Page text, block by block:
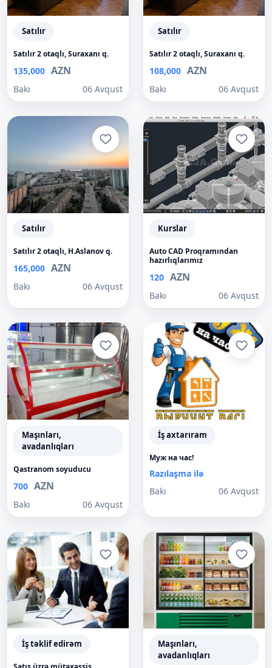
Satılır
Satılır 2 otaqlı, Suraxanı q.
135,000 AZN
Bakı 06 Avqust
Satılır
Satılır 2 otaqlı, Suraxanı q.
108,000 AZN
Bakı 06 Avqust
Satılır
Satılır 2 otaqlı, H.Aslanov q.
165,000 AZN
Bakı 06 Avqust
Kurslar
Auto CAD Proqramından
hazırlıqlarımız
120 AZN
Bakı 06 Avqust
Maşınları,
avadanlıqları
Qastranom soyuducu
700 AZN
Bakı 06 Avqust
İş axtarıram
Муж на час!
Razılaşma ilə
Bakı
06 Avqust
İş təklif edirəm
Maşınları,
avadanlıqları